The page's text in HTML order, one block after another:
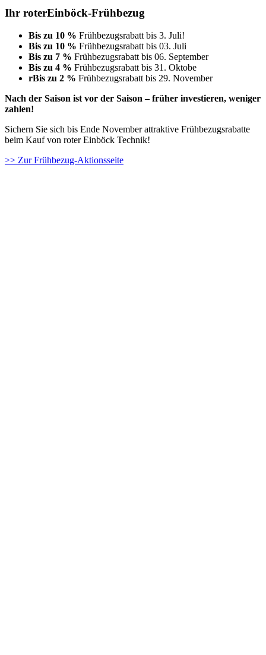
Ihr roterEinböck-Frühbezug
Bis zu 10 % Frühbezugsrabatt bis 3. Juli!
Bis zu 10 % Frühbezugsrabatt bis 03. Juli
Bis zu 7 % Frühbezugsrabatt bis 06. September
Bis zu 4 % Frühbezugsrabatt bis 31. Oktobe
rBis zu 2 % Frühbezugsrabatt bis 29. November
Nach der Saison ist vor der Saison – früher investieren, weniger
zahlen!
Sichern Sie sich bis Ende November attraktive Frühbezugsrabatte
beim Kauf von roter Einböck Technik!
>> Zur Frühbezug-Aktionsseite